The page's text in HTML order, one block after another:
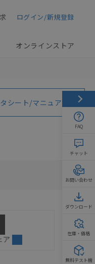
ログイン/新規登録
オンラインストア
シート/マニュアル
ア
FAQ
チャット
お問い合わせ
ダウンロード
在庫・価格
無料テスト機